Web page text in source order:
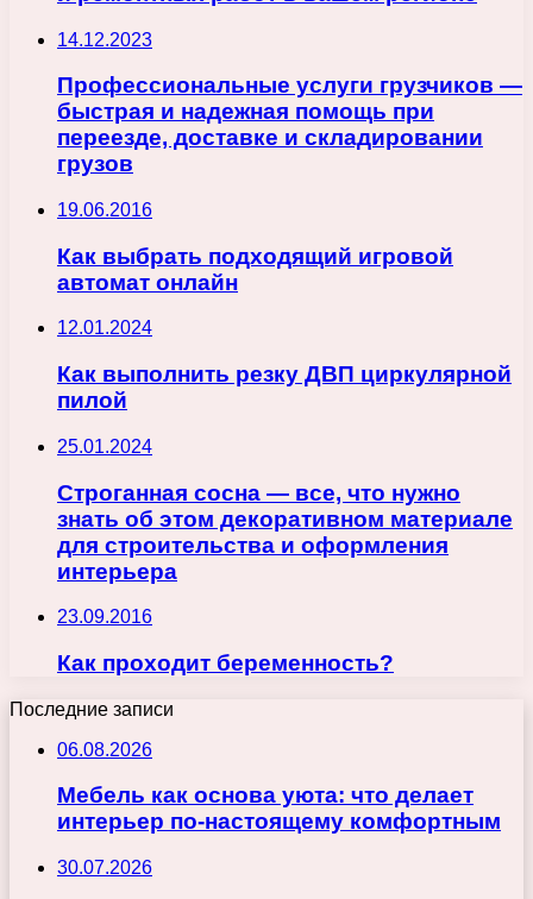
14.12.2023
Профессиональные услуги грузчиков —
быстрая и надежная помощь при
переезде, доставке и складировании
грузов
19.06.2016
Как выбрать подходящий игровой
автомат онлайн
12.01.2024
Как выполнить резку ДВП циркулярной
пилой
25.01.2024
Строганная сосна — все, что нужно
знать об этом декоративном материале
для строительства и оформления
интерьера
23.09.2016
Как проходит беременность?
Последние записи
06.08.2026
Мебель как основа уюта: что делает
интерьер по-настоящему комфортным
30.07.2026